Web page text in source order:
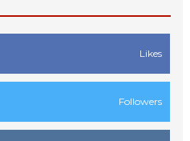
Likes
Followers